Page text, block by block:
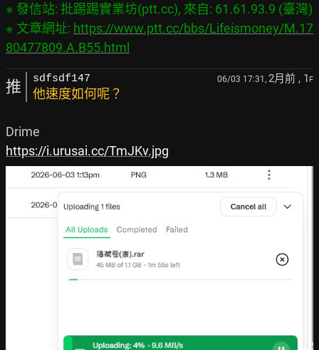
※ 發信站: 批踢踢實業坊(ptt.cc), 來自: 61.61.93.9 (臺灣)
※ 文章網址: https://www.ptt.cc/bbs/Lifeismoney/M.17
80477809.A.B55.html
推 sdfsdf147 06/03 17:31, 2月前 , 1 F
他速度如何呢？
https://i.urusai.cc/TmJKv.jpg